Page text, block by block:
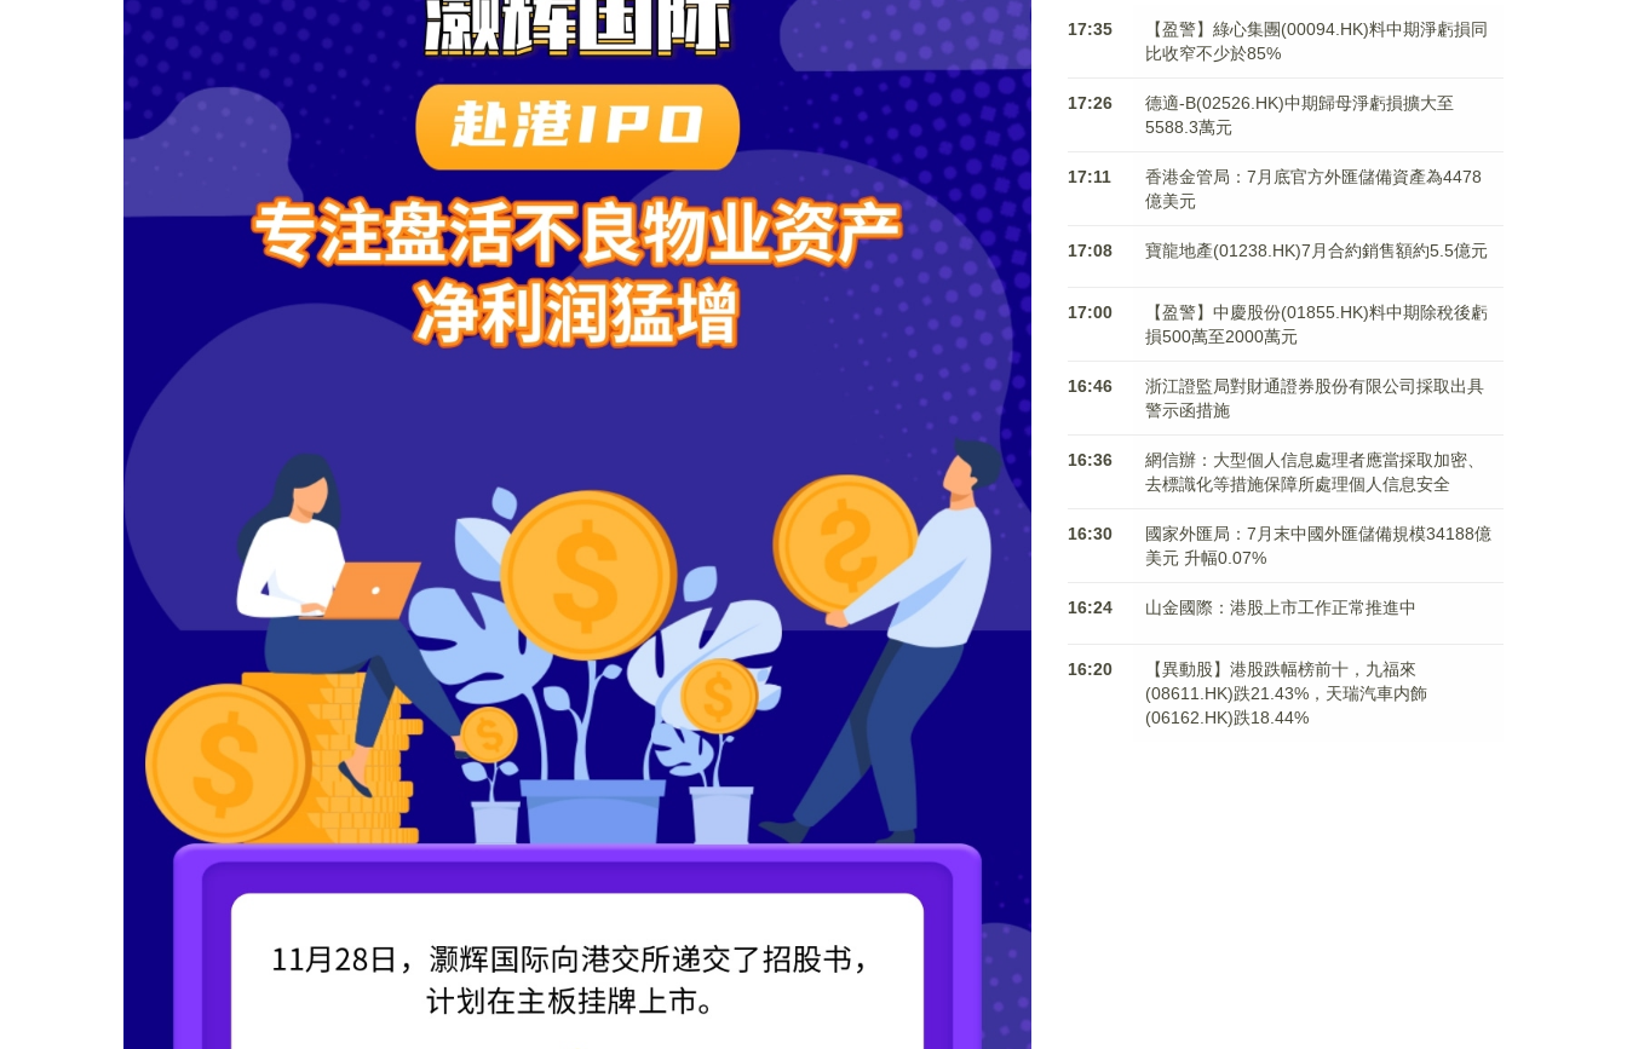
17:35
【盈警】綠心集團(00094.HK)料中期淨虧損同
比收窄不少於85%
17:26
德適-B(02526.HK)中期歸母淨虧損擴大至
5588.3萬元
17:11
香港金管局：7月底官方外匯儲備資產為4478
億美元
17:08 寶龍地產(01238.HK)7月合約銷售額約5.5億元
17:00
【盈警】中慶股份(01855.HK)料中期除稅後虧
損500萬至2000萬元
16:46
浙江證監局對財通證券股份有限公司採取出具
警示函措施
16:36
網信辦：大型個人信息處理者應當採取加密、
去標識化等措施保障所處理個人信息安全
16:30
國家外匯局：7月末中國外匯儲備規模34188億
美元 升幅0.07%
16:24 山金國際：港股上市工作正常推進中
16:20
【異動股】港股跌幅榜前十，九福來
(08611.HK)跌21.43%，天瑞汽車内飾
(06162.HK)跌18.44%